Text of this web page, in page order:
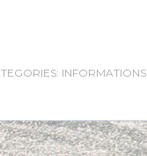
INFORMATIONS